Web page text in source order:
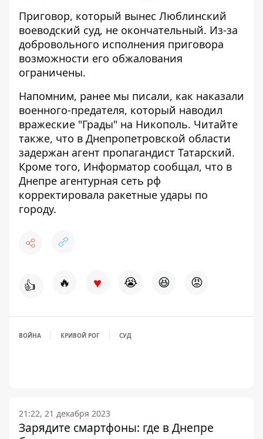
Приговор, который вынес Люблинский
воеводский суд, не окончательный. Из-за
добровольного исполнения приговора
возможности его обжалования
ограничены.
Напомним, ранее мы писали, как наказали
военного-предателя, который наводил
вражеские "Грады" на Никополь. Читайте
также, что в Днепропетровской области
задержан агент пропагандист Татарский.
Кроме того, Информатор сообщал, что в
Днепре агентурная сеть рф
корректировала ракетные удары по
городу.
👍 🔥 ♥ 😭 😆 😡
ВОЙНА КРИВОЙ РОГ СУД
21:22, 21 декабря 2023
Зарядите смартфоны: где в Днепре